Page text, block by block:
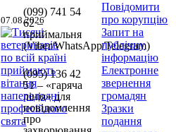
07.08.2026
(099) 741 54
62 –
приймальня
(Viber/WhatsApp/Telegram)
(095) 136 42
51 – «гаряча
лінія» для
повідомлення
про
Повідомити
про корупцію
Запит на
публічну
інформацію
Електронне
звернення
громадян
Зразки
подання